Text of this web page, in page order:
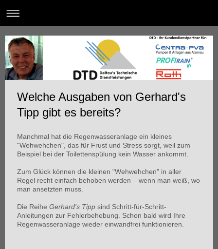
Welche Ausgaben von Gerhard's
Tipp gibt es bereits?
Manchmal hat die Regenwasseranlage ein kleines
"Wehwehchen", das für Frust und Stress sorgt, weil zum
Beispiel bei der Toilettenspülung kein Wasser ankommt.
Zum Glück können die kleinen "Wehwehchen" in aller
Regel recht einfach behoben werden – wenn man weiß, wo
man ansetzten muss.
Die Reihe Gerhard's Tipp sind Schritt-für-Schritt-
Anleitungen zur Fehlerbehebung. Schon bald wird Ihre
Regenwasseranlage wieder einwandfrei funktionieren.